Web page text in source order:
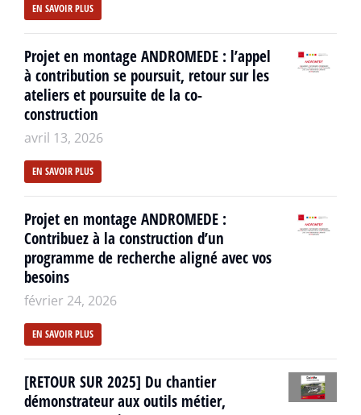
EN SAVOIR PLUS
Projet en montage ANDROMEDE : l’appel
à contribution se poursuit, retour sur les
ateliers et poursuite de la co-
construction
avril 13, 2026
EN SAVOIR PLUS
Projet en montage ANDROMEDE :
Contribuez à la construction d’un
programme de recherche aligné avec vos
besoins
février 24, 2026
EN SAVOIR PLUS
[RETOUR SUR 2025] Du chantier
démonstrateur aux outils métier,